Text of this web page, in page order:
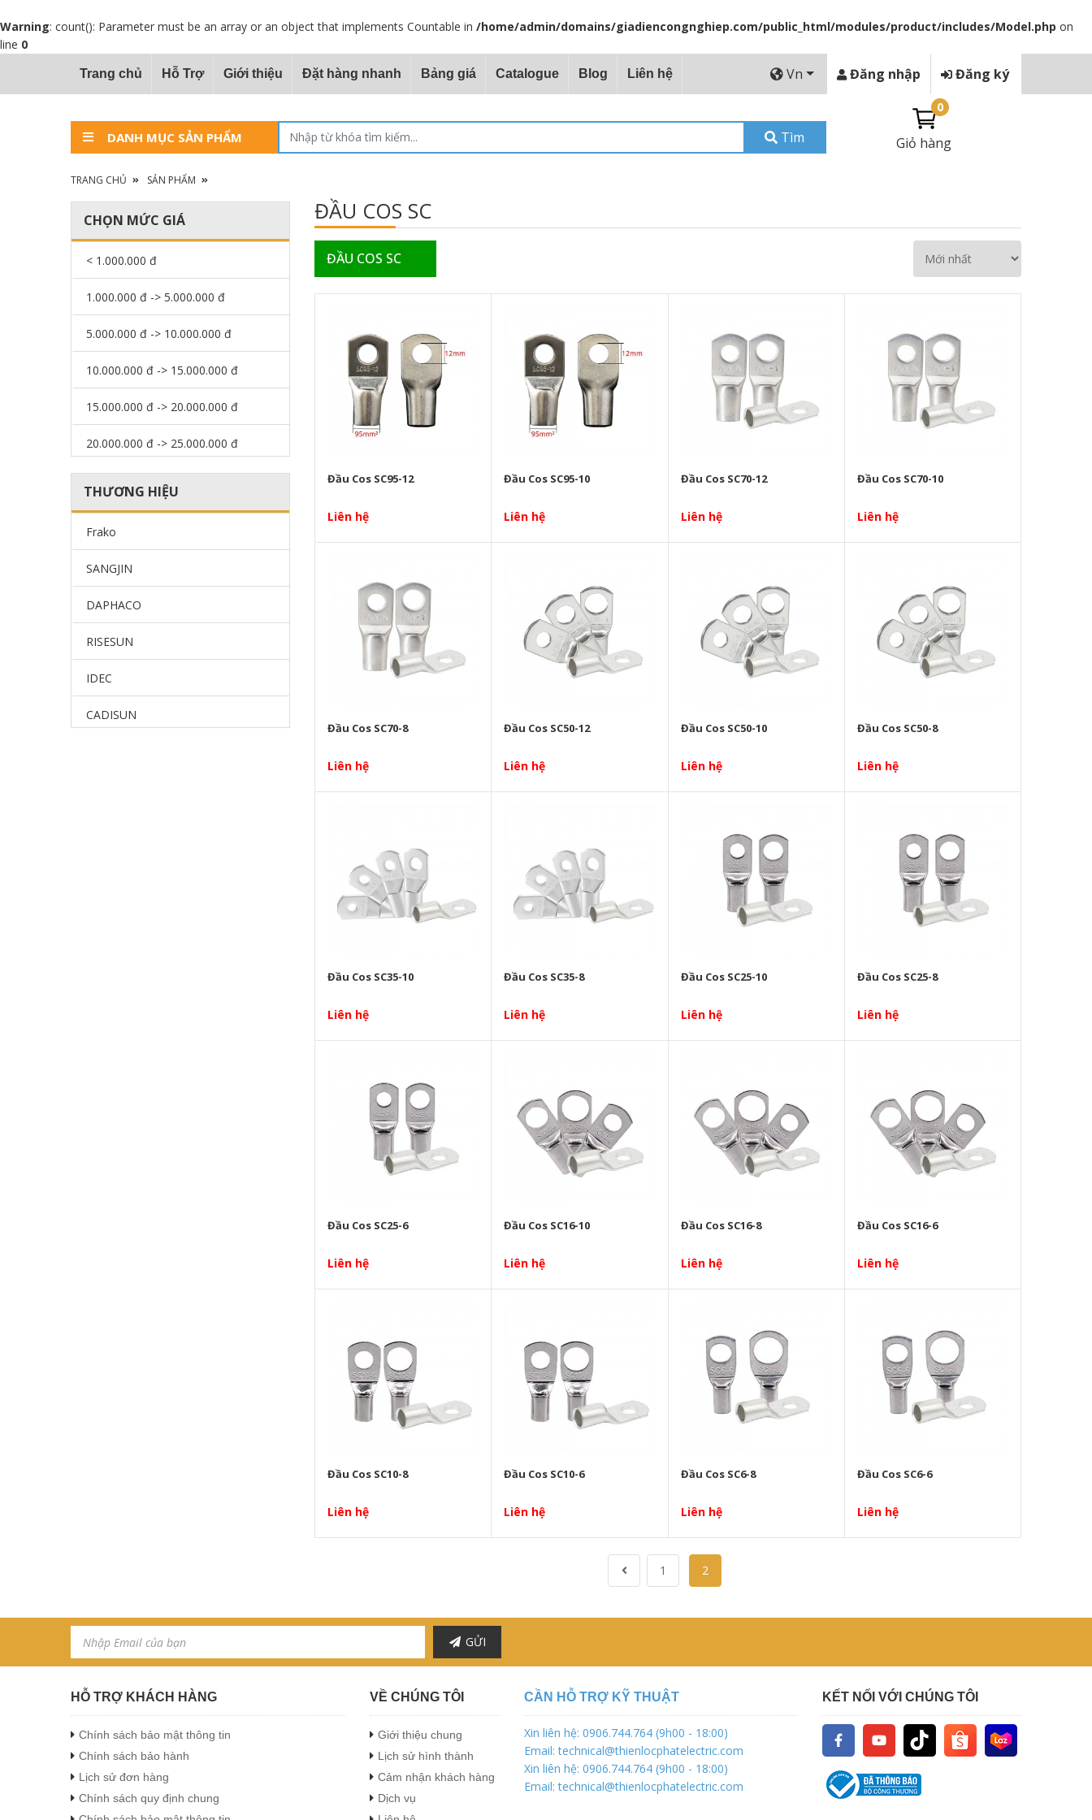
Warning: count(): Parameter must be an array or an object that implements Countable in /home/admin/domains/giadiencongnghiep.com/public_html/modules/product/includes/Model.php on
line 0
Trang chủ Hỗ Trợ Giới thiệu Đặt hàng nhanh Bảng giá Catalogue Blog Liên hệ Vn Đăng nhập Đăng ký
DANH MỤC SẢN PHẨM Tìm Giỏ hàng
0
TRANG CHỦ SẢN PHẨM
CHỌN MỨC GIÁ
< 1.000.000 đ
1.000.000 đ -> 5.000.000 đ
5.000.000 đ -> 10.000.000 đ
10.000.000 đ -> 15.000.000 đ
15.000.000 đ -> 20.000.000 đ
20.000.000 đ -> 25.000.000 đ
> 30.000.000 đ
THƯƠNG HIỆU
Frako
SANGJIN
DAPHACO
RISESUN
IDEC
CADISUN
Panasonic
OBO
Dây cáp điện Imatek
Omron
Thịnh Phát
Lion
ĐẦU COS SC
ĐẦU COS SC
Đầu Cos SC95-12
Liên hệ
Đầu Cos SC95-10
Liên hệ
Đầu Cos SC70-12
Liên hệ
Đầu Cos SC70-10
Liên hệ
Đầu Cos SC70-8
Liên hệ
Đầu Cos SC50-12
Liên hệ
Đầu Cos SC50-10
Liên hệ
Đầu Cos SC50-8
Liên hệ
Đầu Cos SC35-10
Liên hệ
Đầu Cos SC35-8
Liên hệ
Đầu Cos SC25-10
Liên hệ
Đầu Cos SC25-8
Liên hệ
Đầu Cos SC25-6
Liên hệ
Đầu Cos SC16-10
Liên hệ
Đầu Cos SC16-8
Liên hệ
Đầu Cos SC16-6
Liên hệ
Đầu Cos SC10-8
Liên hệ
Đầu Cos SC10-6
Liên hệ
Đầu Cos SC6-8
Liên hệ
Đầu Cos SC6-6
Liên hệ
1 2
GỬI
HỖ TRỢ KHÁCH HÀNG
Chính sách bảo mật thông tin
Chính sách bảo hành
Lịch sử đơn hàng
Chính sách quy định chung
VỀ CHÚNG TÔI
Giới thiệu chung
Lịch sử hình thành
Cảm nhận khách hàng
Dịch vụ
CẦN HỖ TRỢ KỸ THUẬT
Xin liên hệ: 0906.744.764 (9h00 - 18:00)
Email: technical@thienlocphatelectric.com
Xin liên hệ: 0906.744.764 (9h00 - 18:00)
Email: technical@thienlocphatelectric.com
KẾT NỐI VỚI CHÚNG TÔI